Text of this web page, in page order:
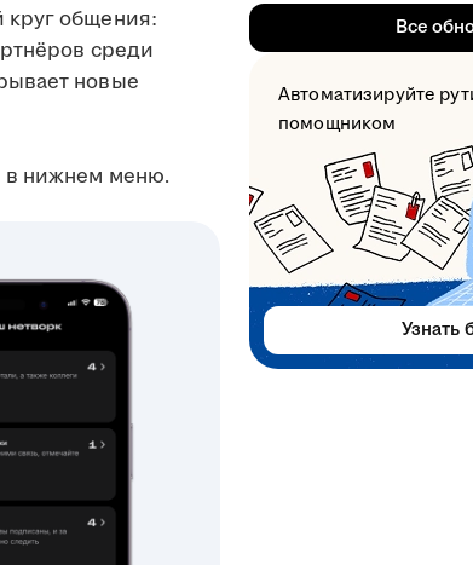
круг общения:
среди
новые
в нижнем меню.
Все
Автоматизируйте
помощником
Узнать